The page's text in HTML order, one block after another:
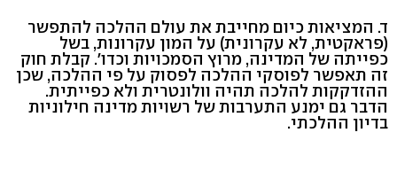
ד. המציאות כיום מחייבת את עולם ההלכה להתפשר
(פראקטית, לא עקרונית) על המון עקרונות, בשל
כפייתה של המדינה, מרוץ הסמכויות וכדו'. קבלת חוק
זה תאפשר לפוסקי ההלכה לפסוק על פי ההלכה, שכן
ההזדקקות להלכה תהיה וולונטרית ולא כפייתית.
הדבר גם ימנע התערבות של רשויות מדינה חילוניות
בדיון ההלכתי.